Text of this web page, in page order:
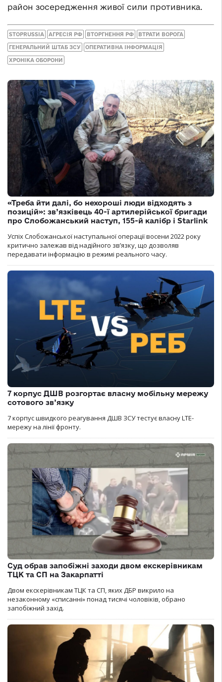
район зосередження живої сили противника.
STOPRUSSIA АГРЕСІЯ РФ ВТОРГНЕННЯ РФ ВТРАТИ ВОРОГА
ГЕНЕРАЛЬНИЙ ШТАБ ЗСУ ОПЕРАТИВНА ІНФОРМАЦІЯ
ХРОНІКА ОБОРОНИ
«Треба йти далі, бо нехороші люди відходять з
позицій»: зв’язківець 40-ї артилерійської бригади
про Слобожанський наступ, 155-й калібр і Starlink
Успіх Слобожанської наступальної операції восени 2022 року
критично залежав від надійного зв’язку, що дозволяв
передавати інформацію в режимі реального часу.
7 корпус ДШВ розгортає власну мобільну мережу
сотового зв’язку
7 корпус швидкого реагування ДШВ ЗСУ тестує власну LTE-
мережу на лінії фронту.
Суд обрав запобіжні заходи двом екскерівникам
ТЦК та СП на Закарпатті
Двом екскерівникам ТЦК та СП, яких ДБР викрило на
незаконному «списанні» понад тисячі чоловіків, обрано
запобіжний захід.